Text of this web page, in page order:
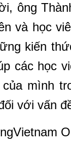
ông
và học
kiến
các học
mình
với vấn